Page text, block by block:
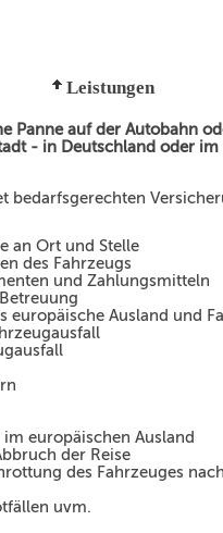
Leistungen
Panne auf der Autobahn
- in Deutschland oder
bedarfsgerechten
an Ort und Stelle
des Fahrzeugs
und Zahlungsmitteln
europäische Ausland und
europäischen Ausland
der Reise
des Fahrzeuges
uvm.